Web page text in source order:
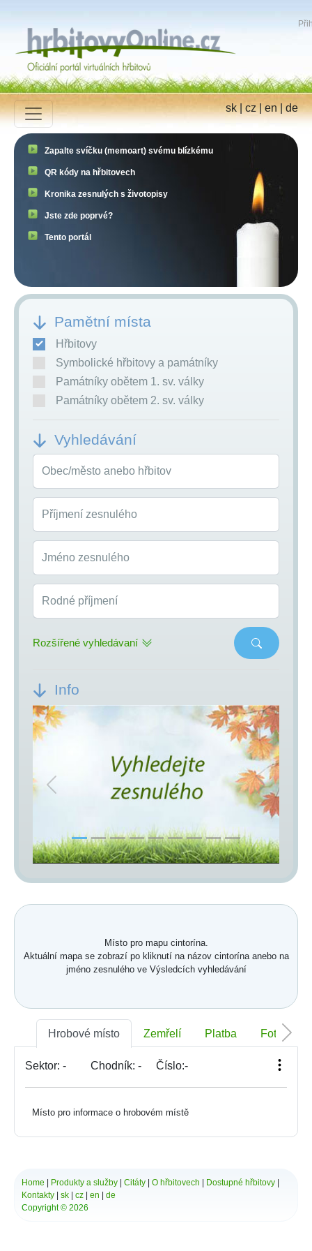
sk|cz|en|de
Zapalte svíčku (memoart) svému blízkému
QR kódy na hřbitovech
Kronika zesnulých s životopisy
Jste zde poprvé?
Tento portál
Pamětní místa
Hřbitovy
Symbolické hřbitovy a památníky
Památníky obětem 1. sv. války
Památníky obětem 2. sv. války
Vyhledávání
Obec/město anebo hřbitov
Příjmení zesnulého
Jméno zesnulého
Rodné příjmení
Rozšířené vyhledávaní
Info
Previous Next
Místo pro mapu cintorína.
Aktuální mapa se zobrazí po kliknutí na názov cintorína anebo na
jméno zesnulého ve Výsledcích vyhledávání
Hrobové místo Zemřelí Platba Foto
Sektor: - Chodník: - Číslo:-
Místo pro informace o hrobovém místě
Home Produkty a služby Citáty O hřbitovech Dostupné hřbitovy
Kontakty
sk cz en
de
Copyright © 2026